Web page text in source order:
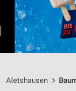
Aletshausen